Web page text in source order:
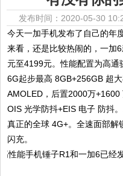
发布时间：2020-05-30
今天一加手机发布了自己的年
来看，还是比较热闹的，一加
元至4199元。性能配置为高通
6G起步最高 8GB+256GB 超
AMOLED，后置2000万+1600
OIS 光学防抖+EIS 电子 防抖
真正的全球 4G+。全速面部解
闪充。